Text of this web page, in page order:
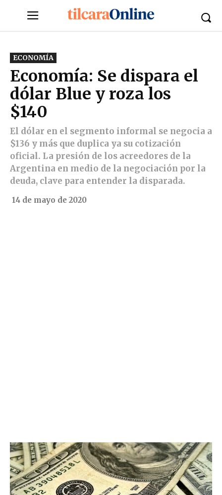
ECONOMÍA
Economía: Se dispara el
dólar Blue y roza los
$140
El dólar en el segmento informal se negocia a
$136 y más que duplica ya su cotización
oficial. La presión de los acreedores de la
Argentina en medio de la negociación por la
deuda, clave para entender la disparada.
14 de mayo de 2020